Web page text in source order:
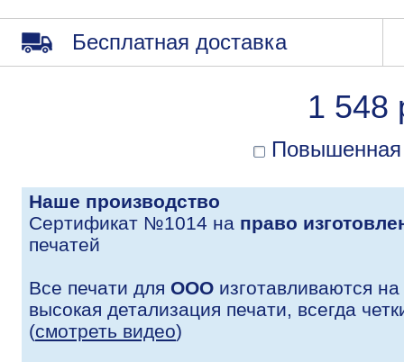
Бесплатная доставка
1 548
Повышенная
Наше производство
Сертификат №1014 на право
печатей
Все печати для ООО изготавливаются
высокая детализация печати, всегда
(смотреть видео)